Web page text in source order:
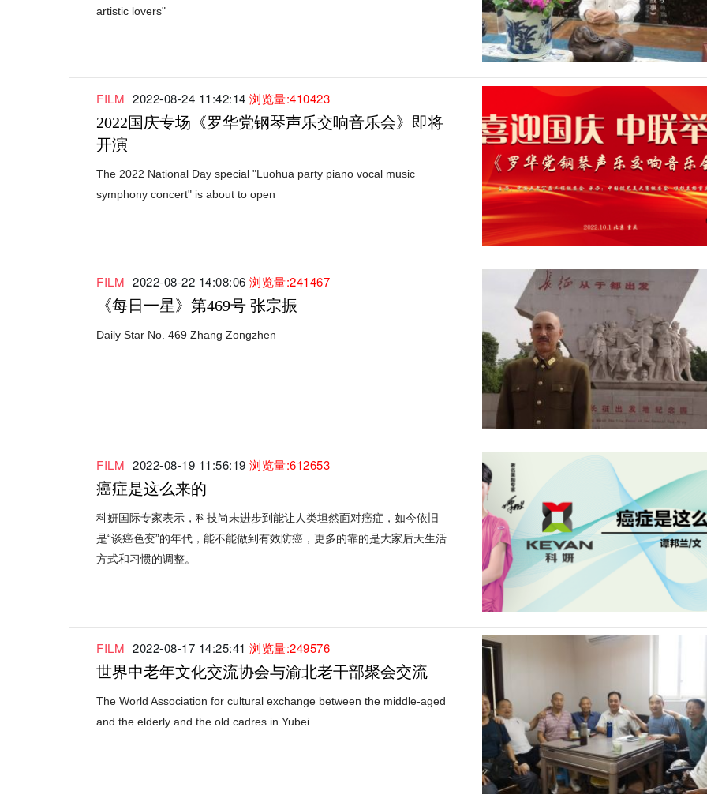
artistic lovers"
FILM 2022-08-24 11:42:14 浏览量:410423
2022国庆专场《罗华党钢琴声乐交响音乐会》即将
开演
The 2022 National Day special "Luohua party piano vocal music
symphony concert" is about to open
FILM 2022-08-22 14:08:06 浏览量:241467
《每日一星》第469号 张宗振
Daily Star No. 469 Zhang Zongzhen
FILM 2022-08-19 11:56:19 浏览量:612653
癌症是这么来的
科妍国际专家表示，科技尚未进步到能让人类坦然面对癌症，如今依旧
是“谈癌色变”的年代，能不能做到有效防癌，更多的靠的是大家后天生活
方式和习惯的调整。
FILM 2022-08-17 14:25:41 浏览量:249576
世界中老年文化交流协会与渝北老干部聚会交流
The World Association for cultural exchange between the middle-aged
and the elderly and the old cadres in Yubei